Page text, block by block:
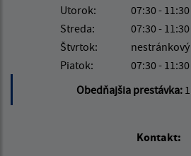
Utorok:
07:30 - 11:30
Streda:
07:30 - 11:30
Štvrtok:
Piatok:
07:30 - 11:30
Obedňajšia prestávka:
Kontakt: